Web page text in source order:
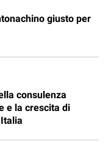
giusto per
consulenza
e la crescita di